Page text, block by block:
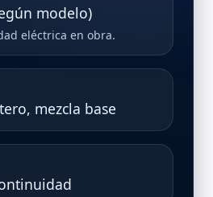
modelo)
eléctrica en obra.
mezcla base